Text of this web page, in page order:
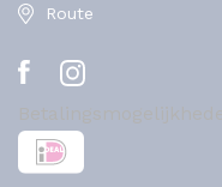
Route